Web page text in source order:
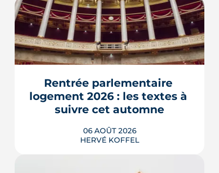
Rentrée parlementaire
logement 2026 : les textes à
suivre cet automne
06 AOÛT 2026
HERVÉ KOFFEL